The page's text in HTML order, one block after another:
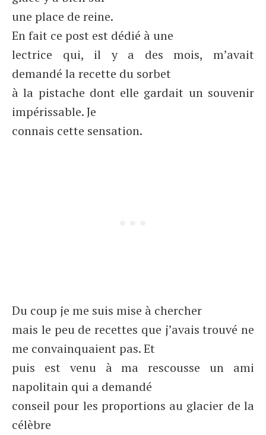
une place de reine.
En fait ce post est dédié à une
lectrice qui, il y a des mois, m’avait
demandé la recette du sorbet
à la pistache dont elle gardait un souvenir
impérissable. Je
connais cette sensation.
Du coup je me suis mise à chercher
mais le peu de recettes que j’avais trouvé ne
me convainquaient pas. Et
puis est venu à ma rescousse un ami
napolitain qui a demandé
conseil pour les proportions au glacier de la
célèbre